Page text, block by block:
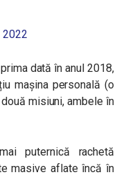
2022
dată în anul 2018,
mașina personală (o
misiuni, ambele în
puternică rachetă
masive aflate încă în